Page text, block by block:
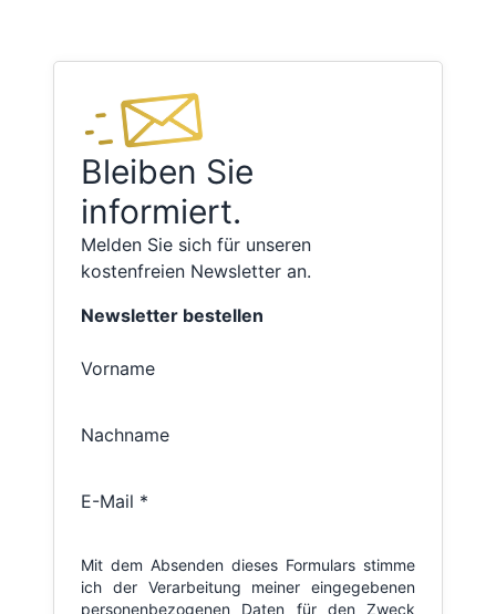
Bleiben Sie
informiert.
Melden Sie sich für unseren
kostenfreien Newsletter an.